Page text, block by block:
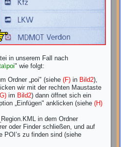
in unserem Fall nach
" wie folgt:
Ordner „poi" (siehe (F) in Bild2),
wir mit der rechten Maustaste
im Bild2) dann öffnet sich ein
„Einfügen" anklicken (siehe(H)
in dem Ordner
oder Finder schließen, und auf
POI’s zu finden sind (siehe